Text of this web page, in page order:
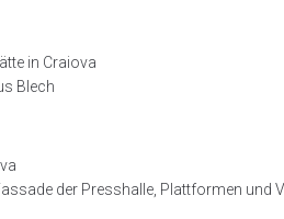
in Craiova
Blech
der Presshalle, Plattformen und